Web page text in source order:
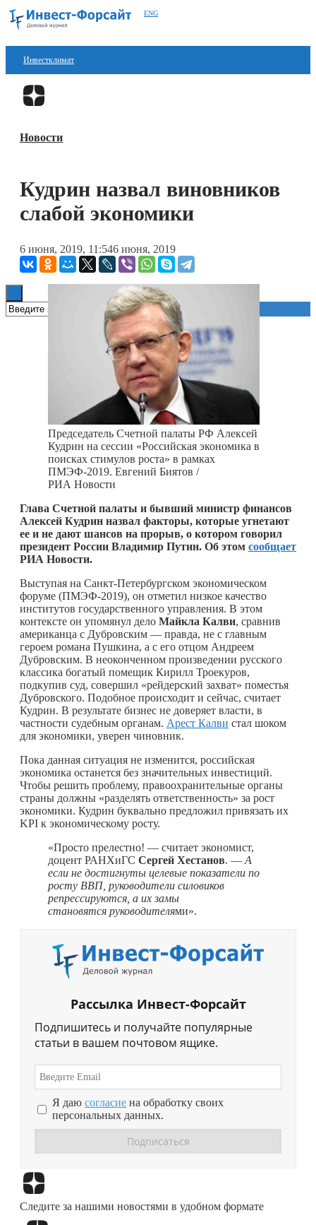
ENG
Инвестклимат
Финансы
Блокчейн
Технологии
Книги
Новости
Кудрин назвал виновников
слабой экономики
6 июня, 2019, 11:546 июня, 2019
Председатель Счетной палаты РФ Алексей
Кудрин на сессии «Российская экономика в
поисках стимулов роста» в рамках
ПМЭФ-2019. Евгений Биятов /
РИА Новости
Глава Счетной палаты и бывший министр финансов
Алексей Кудрин назвал факторы, которые угнетают
ее и не дают шансов на прорыв, о котором говорил
президент России Владимир Путин. Об этом сообщает
РИА Новости.
Выступая на Санкт-Петербургском экономическом
форуме (ПМЭФ-2019), он отметил низкое качество
институтов государственного управления. В этом
контексте он упомянул дело Майкла Калви, сравнив
американца с Дубровским — правда, не с главным
героем романа Пушкина, а с его отцом Андреем
Дубровским. В неоконченном произведении русского
классика богатый помещик Кирилл Троекуров,
подкупив суд, совершил «рейдерский захват» поместья
Дубровского. Подобное происходит и сейчас, считает
Кудрин. В результате бизнес не доверяет власти, в
частности судебным органам. Арест Калви стал шоком
для экономики, уверен чиновник.
Пока данная ситуация не изменится, российская
экономика останется без значительных инвестиций.
Чтобы решить проблему, правоохранительные органы
страны должны «разделять ответственность» за рост
экономики. Кудрин буквально предложил привязать их
KPI к экономическому росту.
«Просто прелестно! — считает экономист,
доцент РАНХиГС Сергей Хестанов. — А
если не достигнуты целевые показатели по
росту ВВП, руководители силовиков
репрессируются, а их замы
становятся руководителями».
Рассылка Инвест-Форсайт
Подпишитесь и получайте популярные
статьи в вашем почтовом ящике.
Я даю согласие на обработку своих
персональных данных.
Следите за нашими новостями в удобном формате